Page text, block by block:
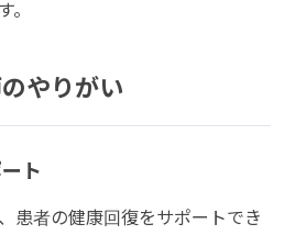
。
やりがい
ト
患者の健康回復をサポートでき